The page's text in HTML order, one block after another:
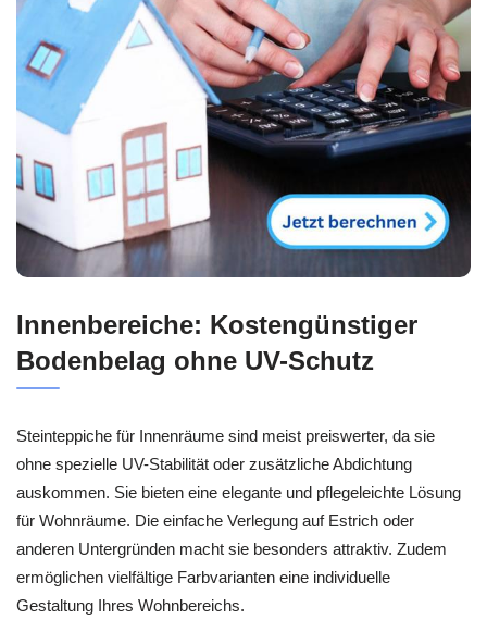
Innenbereiche: Kostengünstiger
Bodenbelag ohne UV-Schutz
Steinteppiche für Innenräume sind meist preiswerter, da sie
ohne spezielle UV-Stabilität oder zusätzliche Abdichtung
auskommen. Sie bieten eine elegante und pflegeleichte Lösung
für Wohnräume. Die einfache Verlegung auf Estrich oder
anderen Untergründen macht sie besonders attraktiv. Zudem
ermöglichen vielfältige Farbvarianten eine individuelle
Gestaltung Ihres Wohnbereichs.